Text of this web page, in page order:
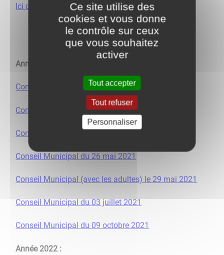
Ici documents pour Élections 2024
Retrouvez les derniers Conseils Municipaux des
enfants ainsi que les comptes-rendus :
Année 2021 :
Conseil Municipal du 09 janvier 2021
Conseil Municipal du 30 janvier 2021
Conseil Municipal du 06 mars 2021
Conseil Municipal du 26 mai 2021
Conseil Municipal (avec les adultes) le 29 mai 2021
Conseil Municipal du 03 juillet 2021
Conseil Municipal du 09 octobre 2021
Année 2022 :
Ce site utilise des
cookies et vous donne
le contrôle sur ceux
que vous souhaitez
activer
Tout accepter
Tout refuser
Personnaliser